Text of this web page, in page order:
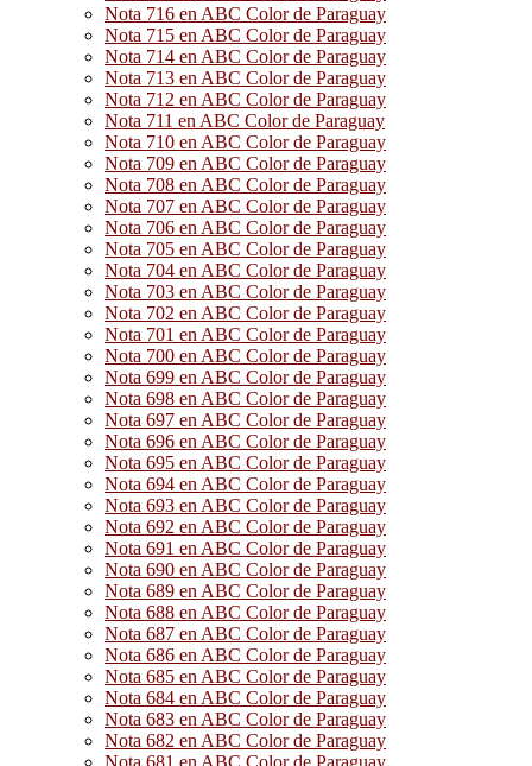
Nota 716 en ABC Color de Paraguay
Nota 715 en ABC Color de Paraguay
Nota 714 en ABC Color de Paraguay
Nota 713 en ABC Color de Paraguay
Nota 712 en ABC Color de Paraguay
Nota 711 en ABC Color de Paraguay
Nota 710 en ABC Color de Paraguay
Nota 709 en ABC Color de Paraguay
Nota 708 en ABC Color de Paraguay
Nota 707 en ABC Color de Paraguay
Nota 706 en ABC Color de Paraguay
Nota 705 en ABC Color de Paraguay
Nota 704 en ABC Color de Paraguay
Nota 703 en ABC Color de Paraguay
Nota 702 en ABC Color de Paraguay
Nota 701 en ABC Color de Paraguay
Nota 700 en ABC Color de Paraguay
Nota 699 en ABC Color de Paraguay
Nota 698 en ABC Color de Paraguay
Nota 697 en ABC Color de Paraguay
Nota 696 en ABC Color de Paraguay
Nota 695 en ABC Color de Paraguay
Nota 694 en ABC Color de Paraguay
Nota 693 en ABC Color de Paraguay
Nota 692 en ABC Color de Paraguay
Nota 691 en ABC Color de Paraguay
Nota 690 en ABC Color de Paraguay
Nota 689 en ABC Color de Paraguay
Nota 688 en ABC Color de Paraguay
Nota 687 en ABC Color de Paraguay
Nota 686 en ABC Color de Paraguay
Nota 685 en ABC Color de Paraguay
Nota 684 en ABC Color de Paraguay
Nota 683 en ABC Color de Paraguay
Nota 682 en ABC Color de Paraguay
Nota 681 en ABC Color de Paraguay